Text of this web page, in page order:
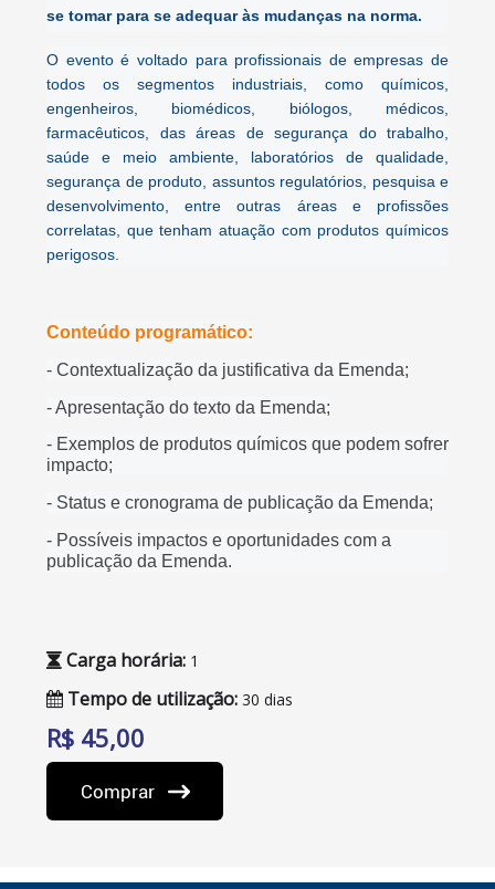
se tomar para se adequar às mudanças na norma.
O evento é voltado para profissionais de empresas de
todos os segmentos industriais, como químicos,
engenheiros, biomédicos, biólogos, médicos,
farmacêuticos, das áreas de segurança do trabalho,
saúde e meio ambiente, laboratórios de qualidade,
segurança de produto, assuntos regulatórios, pesquisa e
desenvolvimento, entre outras áreas e profissões
correlatas, que tenham atuação com produtos químicos
perigosos.
Conteúdo programático:
- Contextualização da justificativa da Emenda;
- Apresentação do texto da Emenda;
- Exemplos de produtos químicos que podem sofrer
impacto;
- Status e cronograma de publicação da Emenda;
- Possíveis impactos e oportunidades com a
publicação da Emenda.
Carga horária: 1
Tempo de utilização: 30 dias
R$ 45,00
Comprar